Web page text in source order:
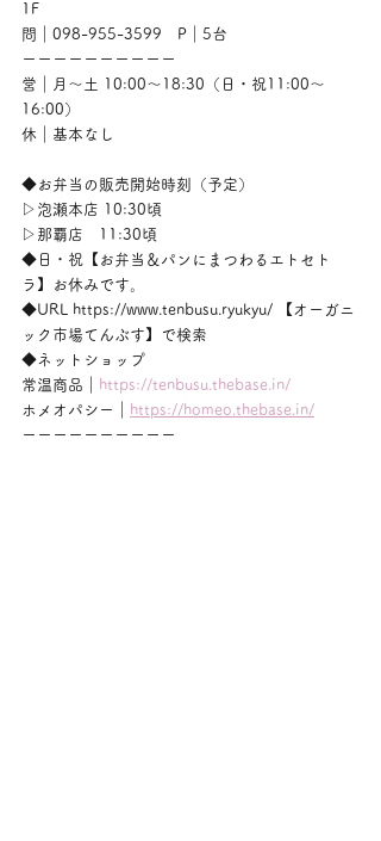
1F
問｜098-955-3599　P｜5台
ーーーーーーーーーー
営｜月〜土 10:00〜18:30（日・祝11:00〜
16:00）
休｜基本なし
◆お弁当の販売開始時刻（予定）
▷泡瀬本店 10:30頃
▷那覇店　11:30頃
◆日・祝【お弁当＆パンにまつわるエトセト
ラ】お休みです。
◆URL https://www.tenbusu.ryukyu/ 【オーガニ
ック市場てんぶす】で検索
◆ネットショップ
常温商品｜
https://tenbusu.thebase.in/
ホメオパシー｜
https://homeo.thebase.in/
ーーーーーーーーーー